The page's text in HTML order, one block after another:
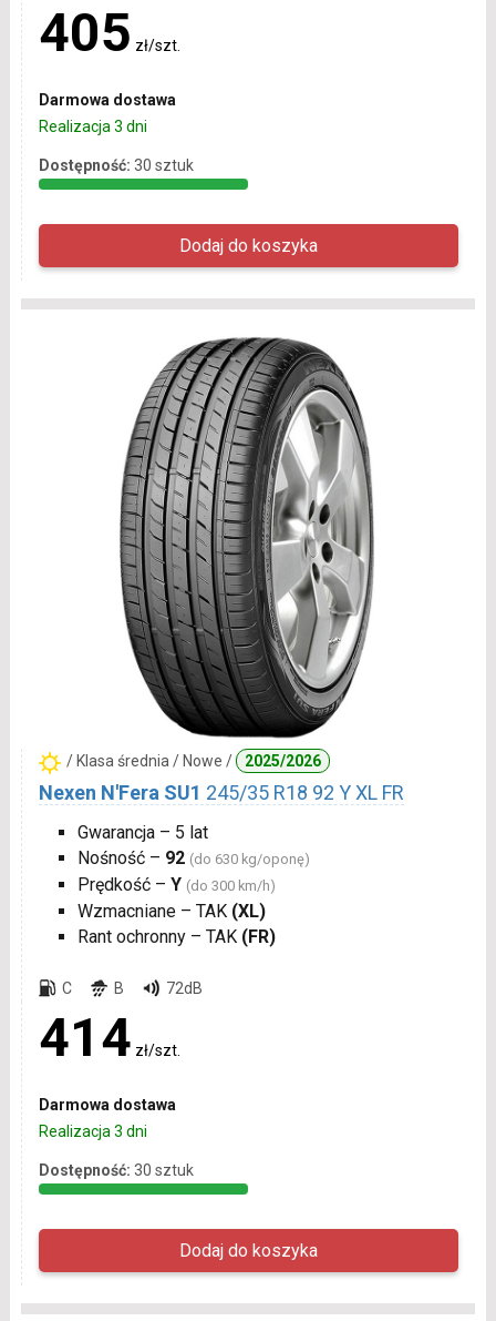
405 zł/szt.
Darmowa dostawa
Realizacja 3 dni
Dostępność: 30 sztuk
/ Klasa średnia / Nowe / 2025/2026
Nexen N'Fera SU1 245/35 R18 92 Y XL FR
Gwarancja – 5 lat
Nośność – 92 (do 630 kg/oponę)
Prędkość – Y (do 300 km/h)
Wzmacniane – TAK (XL)
Rant ochronny – TAK (FR)
C B 72dB
414 zł/szt.
Darmowa dostawa
Realizacja 3 dni
Dostępność: 30 sztuk